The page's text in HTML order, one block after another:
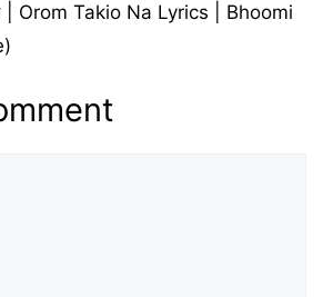
| Orom Takio Na Lyrics | Bhoomi